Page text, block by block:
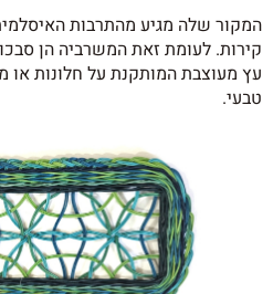
המקור שלה מגיע מהתרבות
קירות. לעומת זאת המשרביה הן
עץ מעוצבת המותקנת על חלונות או
טבעי.